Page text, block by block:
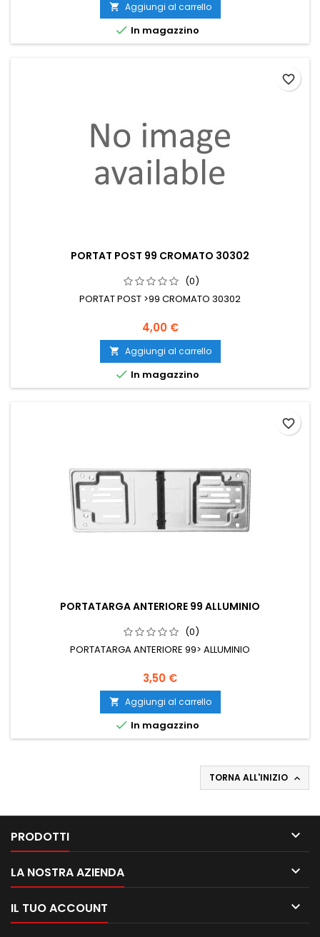
 Aggiungi al carrello
 In magazzino
PORTAT POST 99 CROMATO 30302
(0)
PORTAT POST >99 CROMATO 30302
Prezzo
4,00 €
 Aggiungi al carrello
 In magazzino
favorite_border
PORTATARGA ANTERIORE 99 ALLUMINIO
(0)
PORTATARGA ANTERIORE 99> ALLUMINIO
Prezzo
3,50 €
 Aggiungi al carrello
 In magazzino
favorite_border
TORNA ALL'INIZIO 
PRODOTTI 
LA NOSTRA AZIENDA 
IL TUO ACCOUNT 